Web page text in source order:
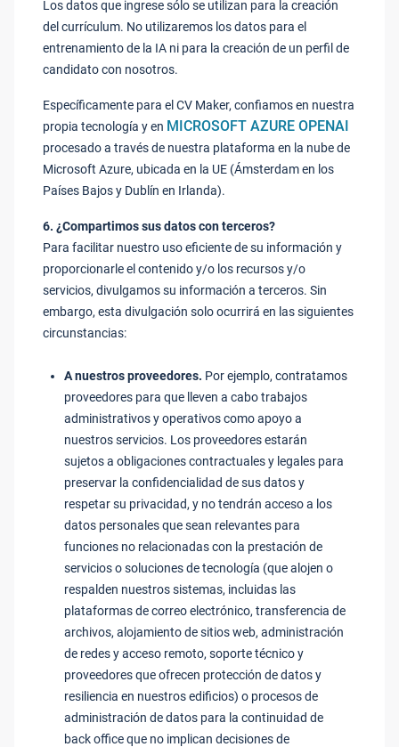
Los datos que ingrese sólo se utilizan para la creación
del currículum. No utilizaremos los datos para el
entrenamiento de la IA ni para la creación de un perfil de
candidato con nosotros.
Específicamente para el CV Maker, confiamos en nuestra
propia tecnología y en MICROSOFT AZURE OPENAI
procesado a través de nuestra plataforma en la nube de
Microsoft Azure, ubicada en la UE (Ámsterdam en los
Países Bajos y Dublín en Irlanda).
6. ¿Compartimos sus datos con terceros?
Para facilitar nuestro uso eficiente de su información y
proporcionarle el contenido y/o los recursos y/o
servicios, divulgamos su información a terceros. Sin
embargo, esta divulgación solo ocurrirá en las siguientes
circunstancias:
A nuestros proveedores. Por ejemplo, contratamos
proveedores para que lleven a cabo trabajos
administrativos y operativos como apoyo a
nuestros servicios. Los proveedores estarán
sujetos a obligaciones contractuales y legales para
preservar la confidencialidad de sus datos y
respetar su privacidad, y no tendrán acceso a los
datos personales que sean relevantes para
funciones no relacionadas con la prestación de
servicios o soluciones de tecnología (que alojen o
respalden nuestros sistemas, incluidas las
plataformas de correo electrónico, transferencia de
archivos, alojamiento de sitios web, administración
de redes y acceso remoto, soporte técnico y
proveedores que ofrecen protección de datos y
resiliencia en nuestros edificios) o procesos de
administración de datos para la continuidad de
back office que no implican decisiones de